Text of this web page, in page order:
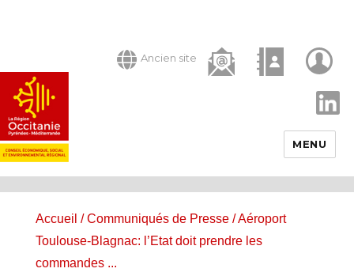
Ancien site
MENU
Accueil /Communiqués de Presse/ Aéroport
Toulouse-Blagnac: l’Etat doit prendre les
commandes ...